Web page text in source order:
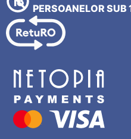
PERSOANELOR SUB